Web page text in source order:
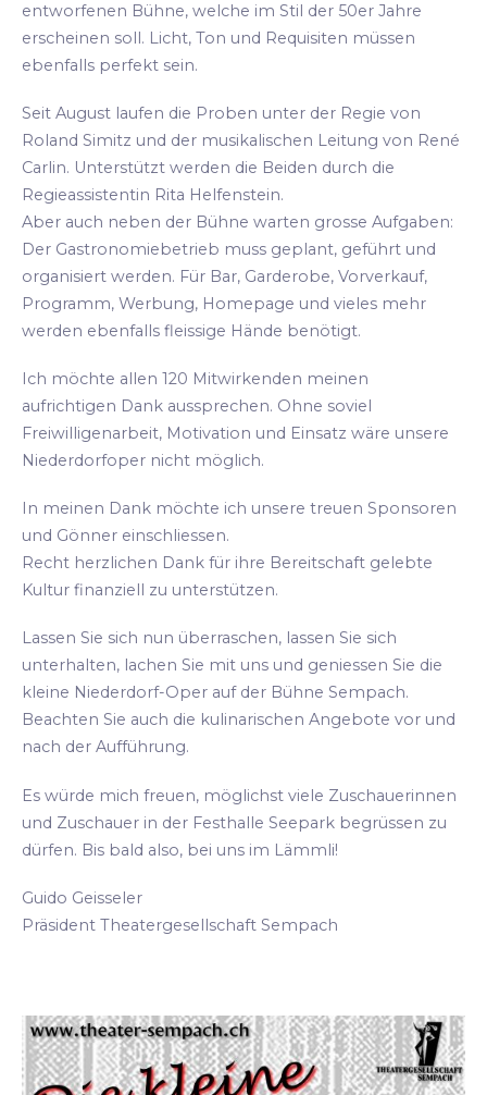
entworfenen Bühne, welche im Stil der 50er Jahre
erscheinen soll. Licht, Ton und Requisiten müssen
ebenfalls perfekt sein.
Seit August laufen die Proben unter der Regie von
Roland Simitz und der musikalischen Leitung von René
Carlin. Unterstützt werden die Beiden durch die
Regieassistentin Rita Helfenstein.
Aber auch neben der Bühne warten grosse Aufgaben:
Der Gastronomiebetrieb muss geplant, geführt und
organisiert werden. Für Bar, Garderobe, Vorverkauf,
Programm, Werbung, Homepage und vieles mehr
werden ebenfalls fleissige Hände benötigt.
Ich möchte allen 120 Mitwirkenden meinen
aufrichtigen Dank aussprechen. Ohne soviel
Freiwilligenarbeit, Motivation und Einsatz wäre unsere
Niederdorfoper nicht möglich.
In meinen Dank möchte ich unsere treuen Sponsoren
und Gönner einschliessen.
Recht herzlichen Dank für ihre Bereitschaft gelebte
Kultur finanziell zu unterstützen.
Lassen Sie sich nun überraschen, lassen Sie sich
unterhalten, lachen Sie mit uns und geniessen Sie die
kleine Niederdorf-Oper auf der Bühne Sempach.
Beachten Sie auch die kulinarischen Angebote vor und
nach der Aufführung.
Es würde mich freuen, möglichst viele Zuschauerinnen
und Zuschauer in der Festhalle Seepark begrüssen zu
dürfen. Bis bald also, bei uns im Lämmli!
Guido Geisseler
Präsident Theatergesellschaft Sempach